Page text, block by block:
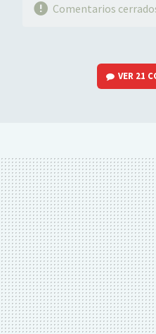
Comentarios
VER 21